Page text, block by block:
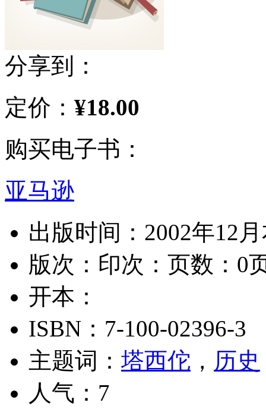
分享到：
定价： ¥18.00
购买电子书：
亚马逊
出版时间：2002年12月
版次： 印次： 页数：0
开本：
ISBN：7-100-02396-3
主题词： 塔西佗 ， 历史
人气：7